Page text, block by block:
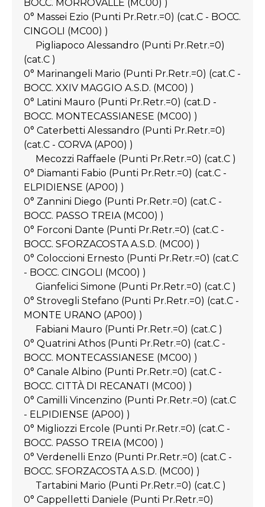
BOCC. MORROVALLE (MC00) )
0° Massei Ezio (Punti Pr.Retr.=0) (cat.C - BOCC.
CINGOLI (MC00) )
Pigliapoco Alessandro (Punti Pr.Retr.=0)
(cat.C )
0° Marinangeli Mario (Punti Pr.Retr.=0) (cat.C -
BOCC. XXIV MAGGIO A.S.D. (MC00) )
0° Latini Mauro (Punti Pr.Retr.=0) (cat.D -
BOCC. MONTECASSIANESE (MC00) )
0° Caterbetti Alessandro (Punti Pr.Retr.=0)
(cat.C - CORVA (AP00) )
Mecozzi Raffaele (Punti Pr.Retr.=0) (cat.C )
0° Diamanti Fabio (Punti Pr.Retr.=0) (cat.C -
ELPIDIENSE (AP00) )
0° Zannini Diego (Punti Pr.Retr.=0) (cat.C -
BOCC. PASSO TREIA (MC00) )
0° Forconi Dante (Punti Pr.Retr.=0) (cat.C -
BOCC. SFORZACOSTA A.S.D. (MC00) )
0° Coloccioni Ernesto (Punti Pr.Retr.=0) (cat.C
- BOCC. CINGOLI (MC00) )
Gianfelici Simone (Punti Pr.Retr.=0) (cat.C )
0° Strovegli Stefano (Punti Pr.Retr.=0) (cat.C -
MONTE URANO (AP00) )
Fabiani Mauro (Punti Pr.Retr.=0) (cat.C )
0° Quatrini Athos (Punti Pr.Retr.=0) (cat.C -
BOCC. MONTECASSIANESE (MC00) )
0° Canale Albino (Punti Pr.Retr.=0) (cat.C -
BOCC. CITTÀ DI RECANATI (MC00) )
0° Camilli Vincenzino (Punti Pr.Retr.=0) (cat.C
- ELPIDIENSE (AP00) )
0° Migliozzi Ercole (Punti Pr.Retr.=0) (cat.C -
BOCC. PASSO TREIA (MC00) )
0° Verdenelli Enzo (Punti Pr.Retr.=0) (cat.C -
BOCC. SFORZACOSTA A.S.D. (MC00) )
Tartabini Mario (Punti Pr.Retr.=0) (cat.C )
0° Cappelletti Daniele (Punti Pr.Retr.=0)